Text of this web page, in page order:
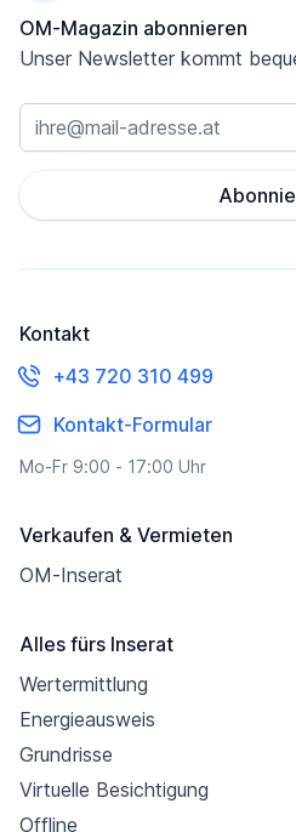
OM-Magazin abonnieren
Unser Newsletter kommt
Kontakt
+43 720 310 499
Kontakt-Formular
Mo-Fr 9:00 - 17:00 Uhr
Verkaufen & Vermieten
OM-Inserat
Alles fürs Inserat
Wertermittlung
Energieausweis
Grundrisse
Virtuelle Besichtigung
Offline